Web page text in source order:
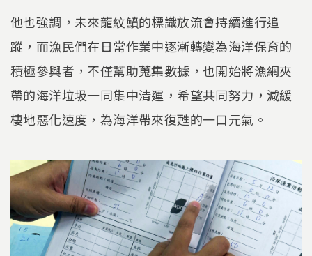
他也強調，未來龍紋鱝的標識放流會持續進行追
蹤，而漁民們在日常作業中逐漸轉變為海洋保育的
積極參與者，不僅幫助蒐集數據，也開始將漁網夾
帶的海洋垃圾一同集中清運，希望共同努力，減緩
棲地惡化速度，為海洋帶來復甦的一口元氣。